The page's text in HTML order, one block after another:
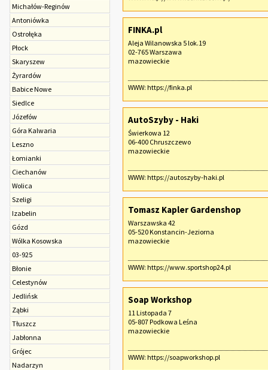
Michałów-Reginów
Antoniówka
Ostrołęka
Płock
Skaryszew
Żyrardów
Babice Nowe
Siedlce
Józefów
Góra Kalwaria
Leszno
Łomianki
Ciechanów
Wolica
Szeligi
Izabelin
Gózd
Wólka Kosowska
03-925
Błonie
Celestynów
Jedlińsk
Ząbki
Tłuszcz
Jabłonna
Grójec
Nadarzyn
FINKA.pl
Aleja Wilanowska 5 lok.19
02-765 Warszawa
mazowieckie
WWW: https://finka.pl
AutoSzyby - Haki
Świerkowa 12
06-400 Chruszczewo
mazowieckie
WWW: https://autoszyby-haki.pl
Tomasz Kapler Gardenshop
Warszawska 42
05-520 Konstancin-Jeziorna
mazowieckie
WWW: https://www.sportshop24.pl
Soap Workshop
11 Listopada 7
05-807 Podkowa Leśna
mazowieckie
WWW: https://soapworkshop.pl